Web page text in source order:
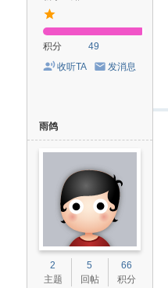
积分
49
收听TA
发消息
雨鸽
2
主题
5
回帖
66
积分